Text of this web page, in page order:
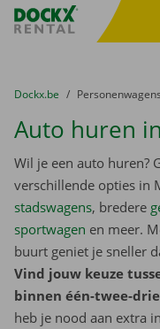
Fratello DEMO
U bevindt zich hier:
van
Dockx.be naar
Personenwagens
Auto huren
Wil je een auto huren?
verschillende opties in
stadswagens, bredere
sportwagen en meer.
buurt geniet je sneller
Vind jouw keuze
binnen één-twee-drie
heb je nood aan extra